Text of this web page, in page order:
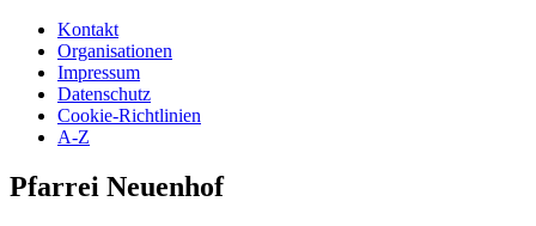
Kontakt
Organisationen
Impressum
Datenschutz
Cookie-Richtlinien
A-Z
Pfarrei Neuenhof